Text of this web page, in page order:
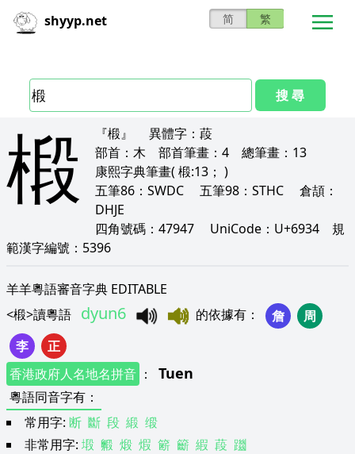
shyyp.net 简 繁
搜 尋
椴 『椴』 異體字： 葮
部首： 木 部首筆畫： 4 總筆畫： 13
康熙字典筆畫( 椴:13； )
五筆86： SWDC 五筆98： STHC 倉頡：
DHJE
四角號碼： 47947 UniCode： U+6934 規
範漢字編號： 5396
羊羊粵語審音字典 EDITABLE
<椴>讀粵語 dyun6 的依據有 ： 詹
周
李
正
香港政府人名地名拼音 ： Tuen
粵語同音字有 ：
常用字: 断 斷 段 緞 缎
非常用字: 塅 毈 煅 煆 簖 籪 縀 葮 躖